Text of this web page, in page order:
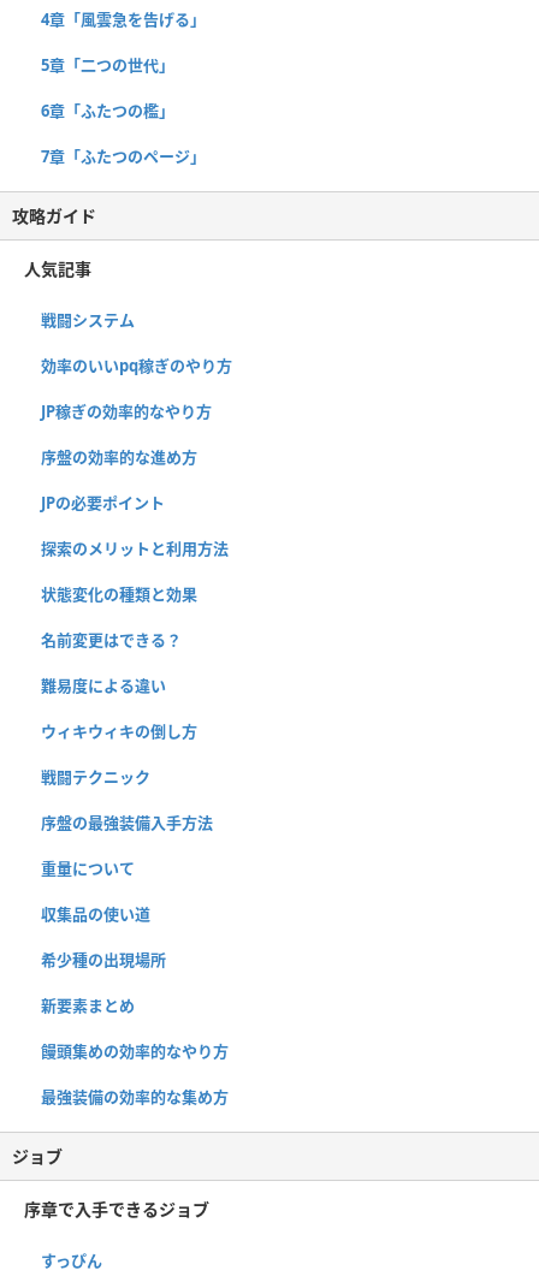
4章「風雲急を告げる」
5章「二つの世代」
6章「ふたつの檻」
7章「ふたつのページ」
攻略ガイド
人気記事
戦闘システム
効率のいいpq稼ぎのやり方
JP稼ぎの効率的なやり方
序盤の効率的な進め方
JPの必要ポイント
探索のメリットと利用方法
状態変化の種類と効果
名前変更はできる？
難易度による違い
ウィキウィキの倒し方
戦闘テクニック
序盤の最強装備入手方法
重量について
収集品の使い道
希少種の出現場所
新要素まとめ
饅頭集めの効率的なやり方
最強装備の効率的な集め方
ジョブ
序章で入手できるジョブ
すっぴん